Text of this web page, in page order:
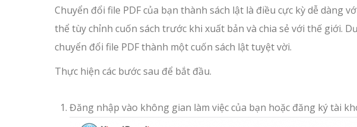
Chuyển đổi file PDF của bạn thành sách lật là điều cực kỳ dễ dàng
thể tùy chỉnh cuốn sách trước khi xuất bản và chia sẻ với thế giới.
chuyển đổi file PDF thành một cuốn sách lật tuyệt vời.
Thực hiện các bước sau để bắt đầu.
Đăng nhập vào không gian làm việc của bạn hoặc đăng ký tài